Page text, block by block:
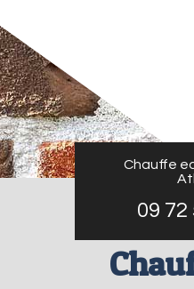
Chauffe
09 72